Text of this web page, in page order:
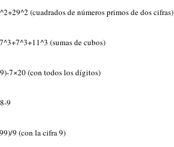
(cuadrados de números primos de dos cifras)
(sumas de cubos)
7×20 (con todos los dígitos)
9
9 (con la cifra 9)